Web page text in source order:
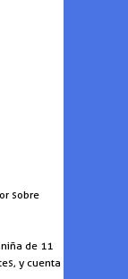
sobre
de 11
y cuenta